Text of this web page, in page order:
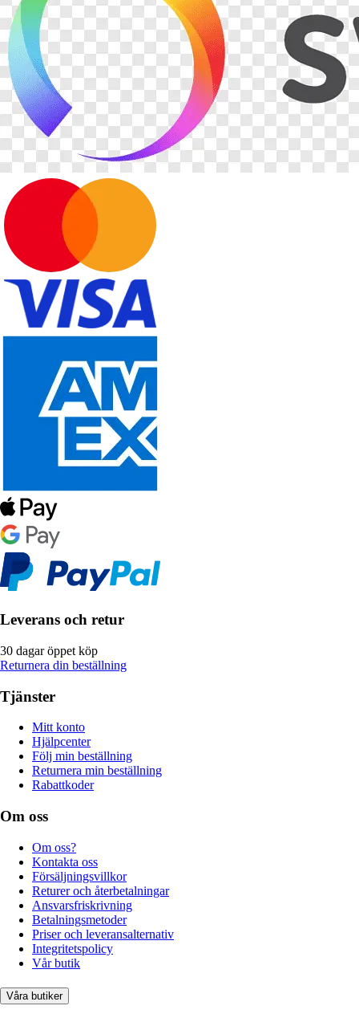
Leverans och retur
30 dagar öppet köp
Returnera din beställning
Tjänster
Mitt konto
Hjälpcenter
Följ min beställning
Returnera min beställning
Rabattkoder
Om oss
Om oss?
Kontakta oss
Försäljningsvillkor
Returer och återbetalningar
Ansvarsfriskrivning
Betalningsmetoder
Priser och leveransalternativ
Integritetspolicy
Vår butik
Våra butiker